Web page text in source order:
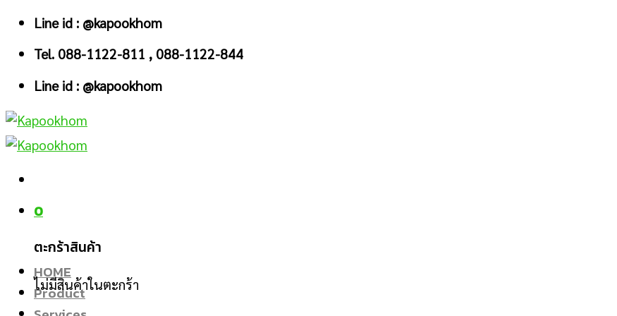
Skip
content
Line id : @kapookhom
Tel. 088-1122-811 , 088-1122-844
Line id : @kapookhom
0
ตะกร้าสินค้า
ไม่มีสินค้าในตะกร้า
HOME
Product